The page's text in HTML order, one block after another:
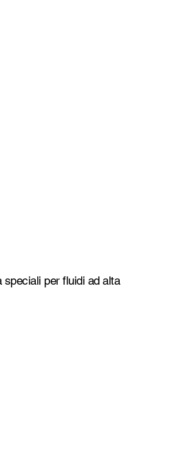
per fluidi ad alta